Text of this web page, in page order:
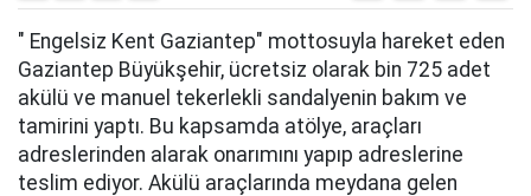
" Engelsiz Kent Gaziantep" mottosuyla hareket eden
Gaziantep Büyükşehir, ücretsiz olarak bin 725 adet
akülü ve manuel tekerlekli sandalyenin bakım ve
tamirini yaptı. Bu kapsamda atölye, araçları
adreslerinden alarak onarımını yapıp adreslerine
teslim ediyor. Akülü araçlarında meydana gelen